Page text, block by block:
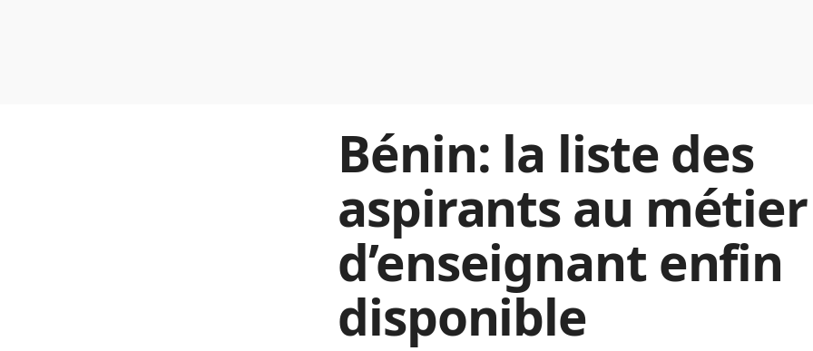
Bénin: la liste des
aspirants au métier
d’enseignant enfin
disponible